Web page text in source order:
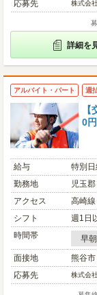
応募先
株式会
詳細を
アルバイト・パート 週
0
給与
特別
勤務地
児玉郡
アクセス
高崎
シフト
週1日
時間帯
早朝
面接地
熊谷市
応募先
株式会